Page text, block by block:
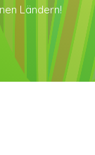
Ländern!